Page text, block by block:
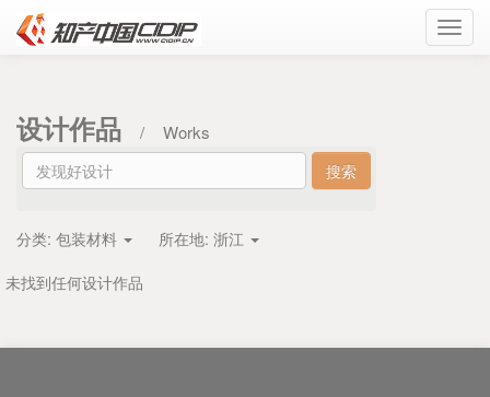
设计作品 / Works
分类: 包装材料 所在地: 浙江
未找到任何设计作品